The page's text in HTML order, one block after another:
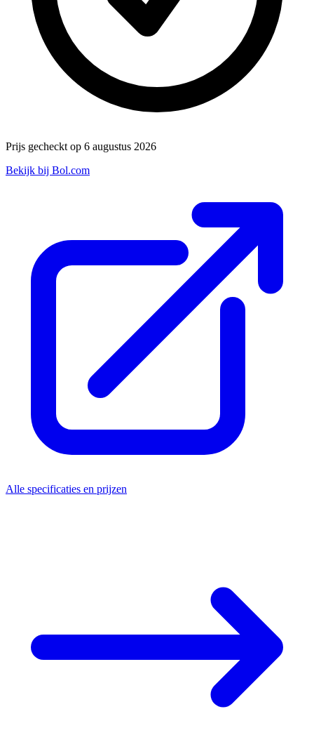
Prijs gecheckt op 6 augustus 2026
Bekijk bij Bol.com
Alle specificaties en prijzen